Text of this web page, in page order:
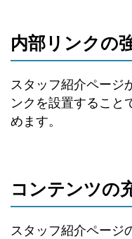
内部リンクの
スタッフ紹介ページ
ンクを設置すること
めます。
コンテンツの
スタッフ紹介ページ